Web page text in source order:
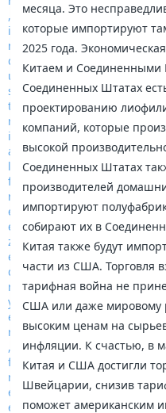
месяца. Это
которые импортируют
2025 года.
Китаем и Соединенными
Соединенных Штатах
проектированию
компаний, которые
высокой
Соединенных Штатах
производителей
импортируют
собирают их в
Китая также будут
части из США. Торговля
тарифная война не
США или даже мировому
высоким ценам на
инфляции. К счастью, в
Китая и США достигли
Швейцарии, снизив
поможет американским